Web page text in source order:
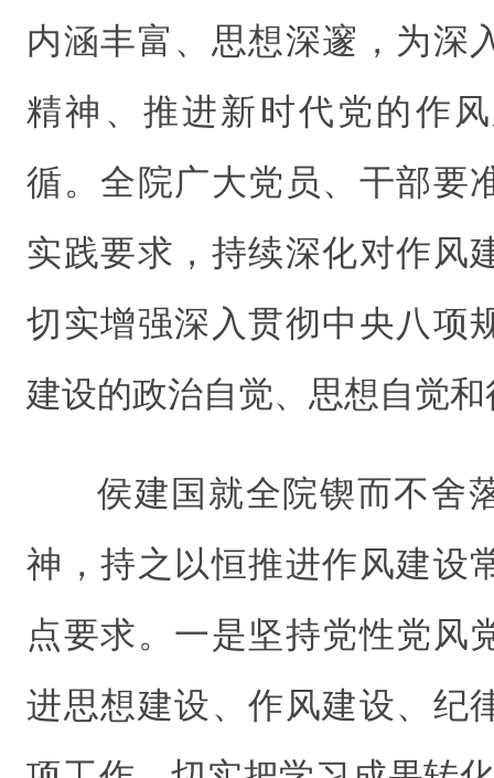
内涵丰富、思想深邃，为深
精神、推进新时代党的作
循。全院广大党员、干部要
实践要求，持续深化对作风
切实增强深入贯彻中央八项
建设的政治自觉、思想自觉
侯建国就全院锲而不舍
神，持之以恒推进作风建设
点要求。一是坚持党性党风
进思想建设、作风建设、纪